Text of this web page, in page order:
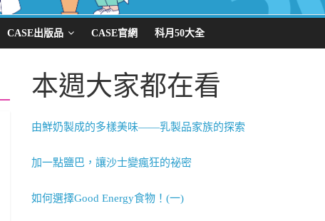
CASE出版品 CASE官網 科月50大全
本週大家都在看
由鮮奶製成的多樣美味——乳製品家族的探索
加一點鹽巴，讓沙士變瘋狂的祕密
如何選擇Good Energy食物！(一)